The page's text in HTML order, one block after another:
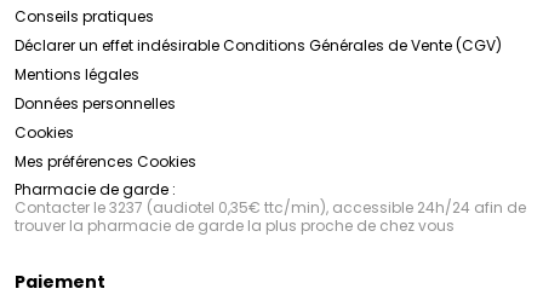
Conseils pratiques
Déclarer un effet indésirableConditions Générales de Vente (CGV)
Mentions légales
Données personnelles
Cookies
Mes préférences Cookies
Pharmacie de garde :
Contacter le 3237 (audiotel 0,35€ ttc/min), accessible 24h/24 afin de
trouver la pharmacie de garde la plus proche de chez vous
Paiement